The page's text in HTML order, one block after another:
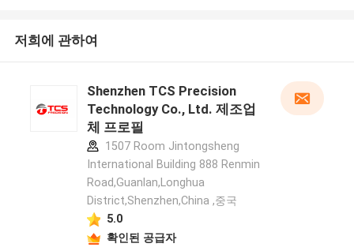
저희에 관하여
Shenzhen TCS Precision
Technology Co., Ltd. 제조업
체 프로필
1507 Room Jintongsheng
International Building 888 Renmin
Road,Guanlan,Longhua
District,Shenzhen,China ,중국
5.0
확인된 공급자